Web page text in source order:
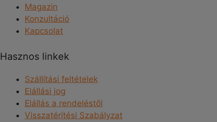
Magazin
Konzultáció
Kapcsolat
Hasznos linkek
Szállítási feltételek
Elállási jog
Elállás a rendeléstől
Visszatérítési Szabályzat